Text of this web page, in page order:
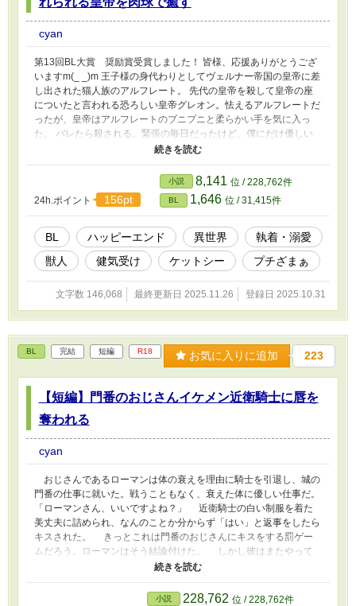
cyan
第13回BL大賞 奨励賞受賞しました！ 皆様、応援ありがとうござ
いますm(_ _)m 王子様の身代わりとしてヴェルナー帝国の皇帝に差
し出された猫人族のアルフレート。 先代の皇帝を殺して皇帝の座
についたと言われる恐ろしい皇帝グレオン。怯えるアルフレートだ
ったが、皇帝はアルフレートのプニプニと柔らかい手を気に入っ
た。 バレたら殺される。緊張の毎日だったけど、僕にだけ優しい
顔を向けて抱きしめてくれる皇帝に、僕は恋をした。 ──僕が王子
様じゃなくても、愛してくれますか？ ※男性妊娠の表現がありま
す。 ※初期に無理やりな場面があります。 ・シリアス控えめ ・ざ
まぁ展開あり ・18禁シーンはタイトルに※つけています
24h.ポイント
156pt
小説 8,141 位 / 228,762件
BL 1,646 位 / 31,415件
BL ハッピーエンド 異世界
執着・溺愛
獣人
健気受け ケットシー プチざまぁ
文字数 146,068 最終更新日 2025.11.26 登録日 2025.10.31
BL 完結 短編 R18 お気に入りに追加 223
【短編】門番のおじさんイケメン近衛騎士に唇を
奪われる
cyan
おじさんであるローマンは体の衰えを理由に騎士を引退し、城の
門番の仕事に就いた。戦うこともなく、衰えた体に優しい仕事だ。
「ローマンさん、いいですよね？」 近衛騎士の白い制服を着た
美丈夫に詰められ、なんのことか分からず「はい」と返事をしたら
キスされた。 きっとこれは門番のおじさんにキスをする罰ゲー
ムだろう。ローマンはそう結論付けた。 しかし彼はまたやって
きて…… ※おじさん受け、美形攻め ※他サイトにも掲載中 ※シリ
アスなし、18禁シーン薄め ※短編なのですぐに完結します
小説 228,762 位 / 228,762件